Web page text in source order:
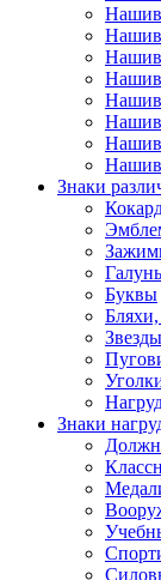
Знаки
Буквы
Знаки